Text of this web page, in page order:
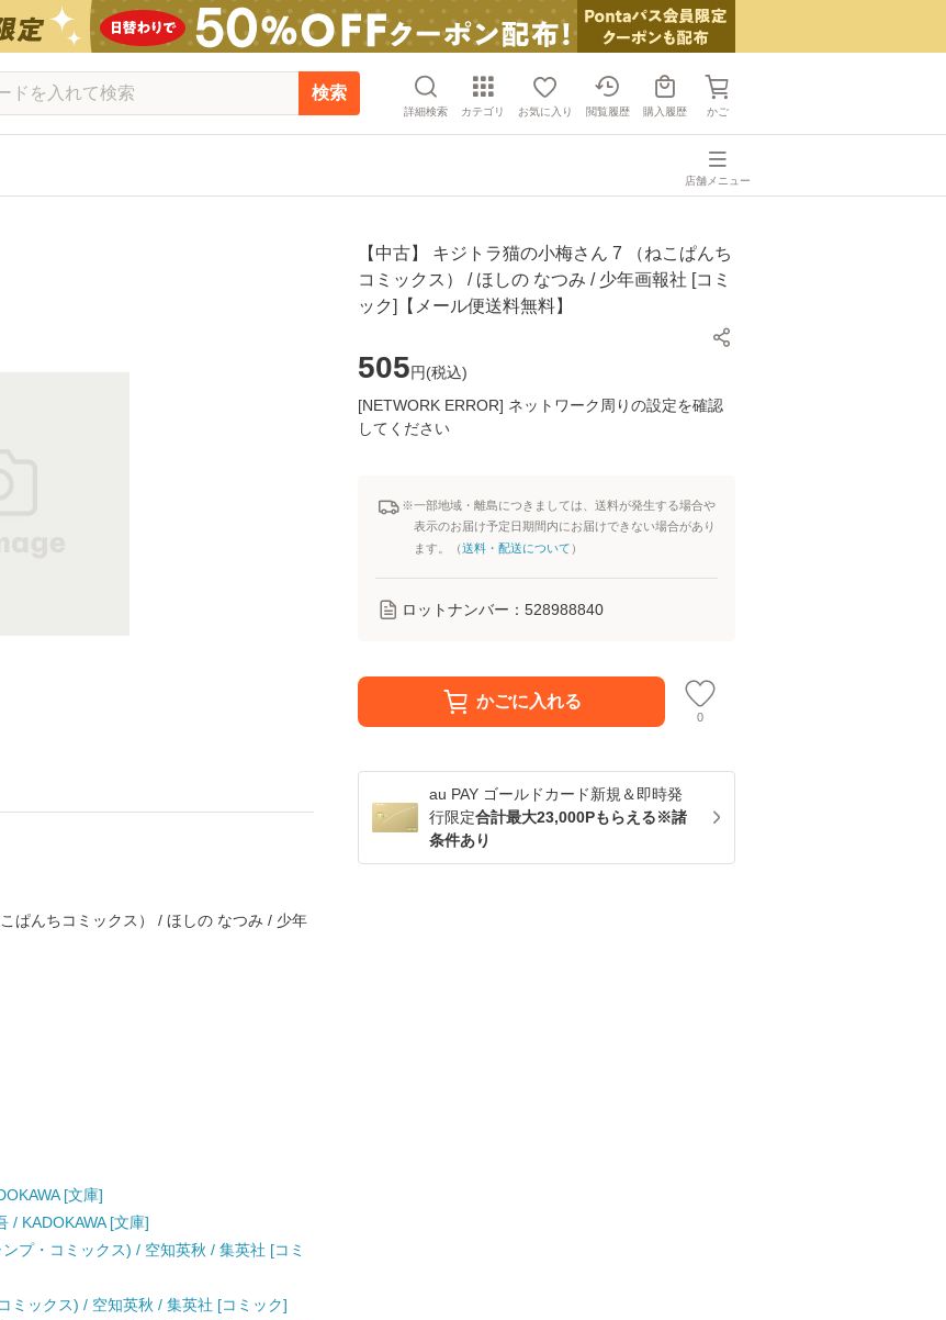
検索
詳細検索 カテゴリ お気に入り 閲覧履歴 購入履歴 かご
店舗メニュー
【中古】 キジトラ猫の小梅さん 7 （ねこぱんち
コミックス） / ほしの なつみ / 少年画報社 [コミ
ック]【メール便送料無料】
505円(税込)
[NETWORK ERROR] ネットワーク周りの設定を確認
してください
※一部地域・離島につきましては、送料が発生する場合や
表示のお届け予定日期間内にお届けできない場合があり
ます。（送料・配送について ）
ロットナンバー： 528988840
かごに入れる
0
au PAY ゴールドカード新規＆即時発
行限定合計最大23,000Pもらえる※諸
条件あり
ぱんちコミックス） / ほしの なつみ / 少年
[文庫]
/ KADOKAWA [文庫]
プ・コミックス) / 空知英秋 / 集英社 [コミ
ミックス) / 空知英秋 / 集英社 [コミック]